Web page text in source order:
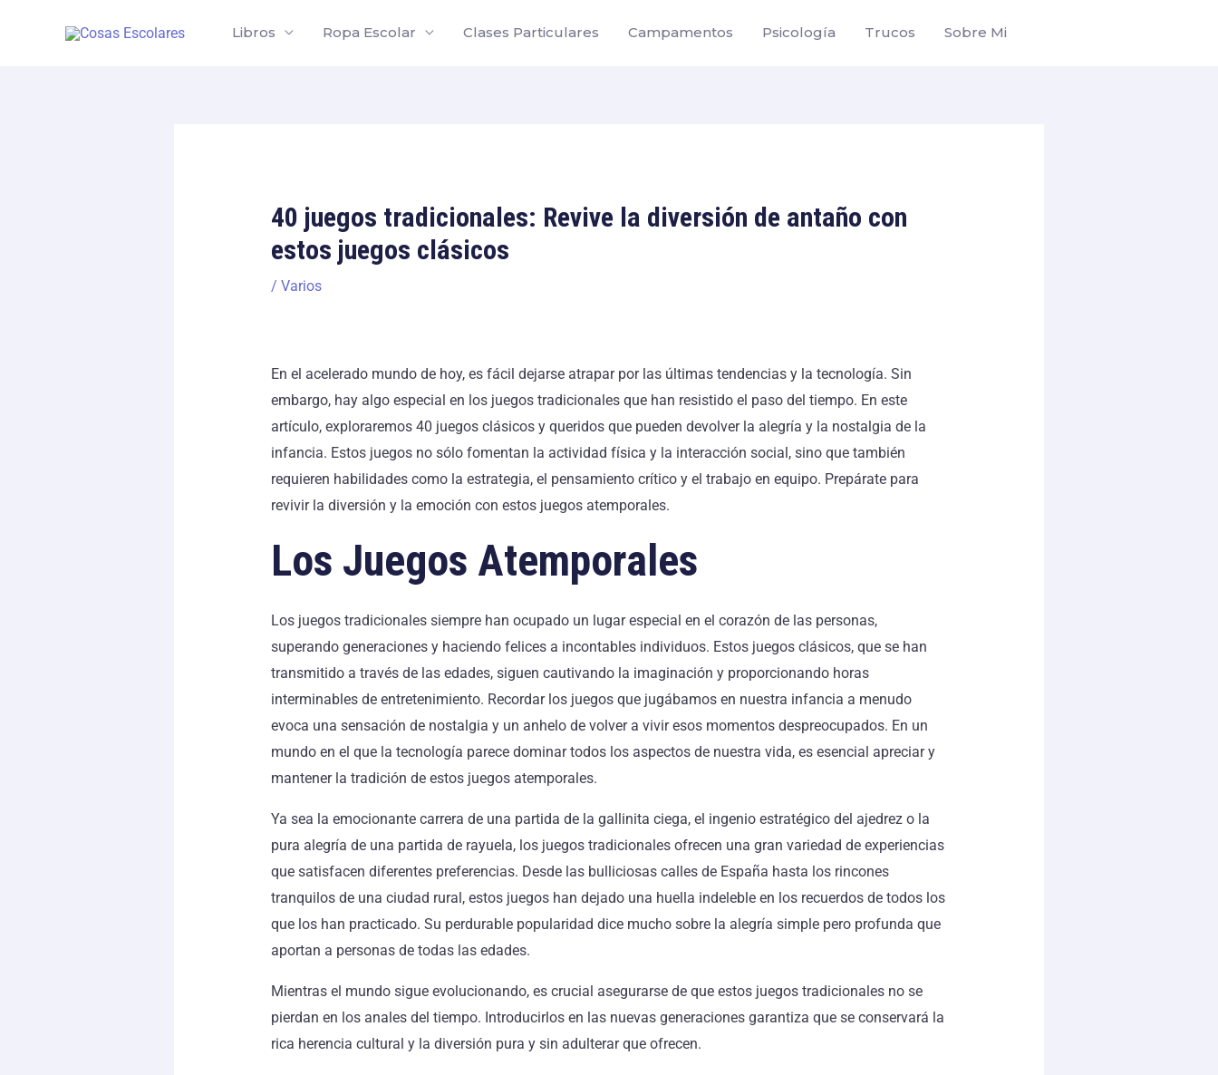
Libros Ropa Escolar Clases Particulares Campamentos Psicología Trucos Sobre Mi
40 juegos tradicionales: Revive la diversión de antaño con
estos juegos clásicos
/ Varios
En el acelerado mundo de hoy, es fácil dejarse atrapar por las últimas tendencias y la tecnología. Sin
embargo, hay algo especial en los juegos tradicionales que han resistido el paso del tiempo. En este
artículo, exploraremos 40 juegos clásicos y queridos que pueden devolver la alegría y la nostalgia de la
infancia. Estos juegos no sólo fomentan la actividad física y la interacción social, sino que también
requieren habilidades como la estrategia, el pensamiento crítico y el trabajo en equipo. Prepárate para
revivir la diversión y la emoción con estos juegos atemporales.
Los Juegos Atemporales
Los juegos tradicionales siempre han ocupado un lugar especial en el corazón de las personas,
superando generaciones y haciendo felices a incontables individuos. Estos juegos clásicos, que se han
transmitido a través de las edades, siguen cautivando la imaginación y proporcionando horas
interminables de entretenimiento. Recordar los juegos que jugábamos en nuestra infancia a menudo
evoca una sensación de nostalgia y un anhelo de volver a vivir esos momentos despreocupados. En un
mundo en el que la tecnología parece dominar todos los aspectos de nuestra vida, es esencial apreciar y
mantener la tradición de estos juegos atemporales.
Ya sea la emocionante carrera de una partida de la gallinita ciega, el ingenio estratégico del ajedrez o la
pura alegría de una partida de rayuela, los juegos tradicionales ofrecen una gran variedad de experiencias
que satisfacen diferentes preferencias. Desde las bulliciosas calles de España hasta los rincones
tranquilos de una ciudad rural, estos juegos han dejado una huella indeleble en los recuerdos de todos los
que los han practicado. Su perdurable popularidad dice mucho sobre la alegría simple pero profunda que
aportan a personas de todas las edades.
Mientras el mundo sigue evolucionando, es crucial asegurarse de que estos juegos tradicionales no se
pierdan en los anales del tiempo. Introducirlos en las nuevas generaciones garantiza que se conservará la
rica herencia cultural y la diversión pura y sin adulterar que ofrecen.